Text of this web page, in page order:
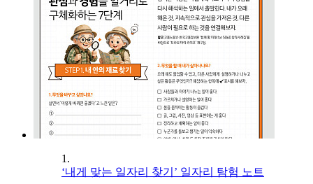
1.
‘내게 맞는 일자리 찾기’ 일자리 탐험 노트